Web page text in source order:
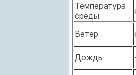
Температура
среды
Ветер
Дождь